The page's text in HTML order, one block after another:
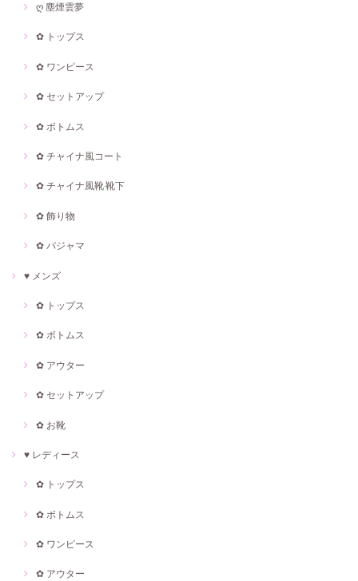
ღ 塵煙雲夢
✿ トップス
✿ ワンピース
✿ セットアップ
✿ ボトムス
✿ チャイナ風コート
✿ チャイナ風靴·靴下
✿ 飾り物
✿ パジャマ
♥ メンズ
✿ トップス
✿ ボトムス
✿ アウター
✿ セットアップ
✿ お靴
♥ レディース
✿ トップス
✿ ボトムス
✿ ワンピース
✿ アウター